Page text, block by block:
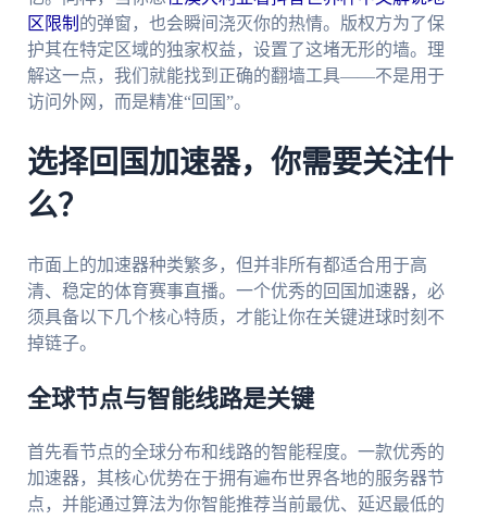
区限制 的弹窗，也会瞬间浇灭你的热情。版权方为了保
护其在特定区域的独家权益，设置了这堵无形的墙。理
解这一点，我们就能找到正确的翻墙工具——不是用于
访问外网，而是精准“回国”。
选择回国加速器，你需要关注什
么？
市面上的加速器种类繁多，但并非所有都适合用于高
清、稳定的体育赛事直播。一个优秀的回国加速器，必
须具备以下几个核心特质，才能让你在关键进球时刻不
掉链子。
全球节点与智能线路是关键
首先看节点的全球分布和线路的智能程度。一款优秀的
加速器，其核心优势在于拥有遍布世界各地的服务器节
点，并能通过算法为你智能推荐当前最优、延迟最低的